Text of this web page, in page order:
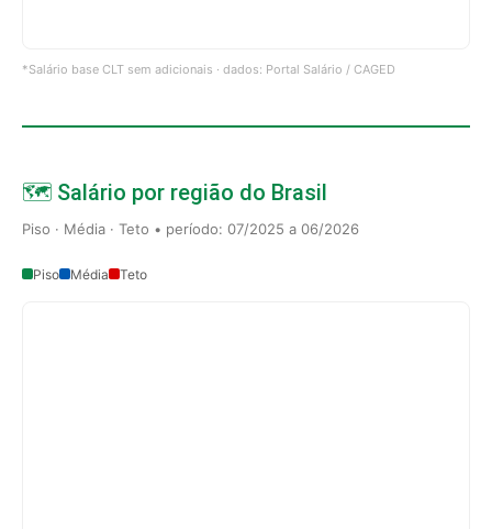
*Salário base CLT sem adicionais · dados: Portal Salário / CAGED
🗺️ Salário por região do Brasil
Piso · Média · Teto • período: 07/2025 a 06/2026
Piso Média Teto